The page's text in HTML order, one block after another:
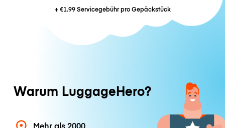
+€1.99Servicegebühr pro Gepäckstück
Warum LuggageHero?
Mehr als 2000